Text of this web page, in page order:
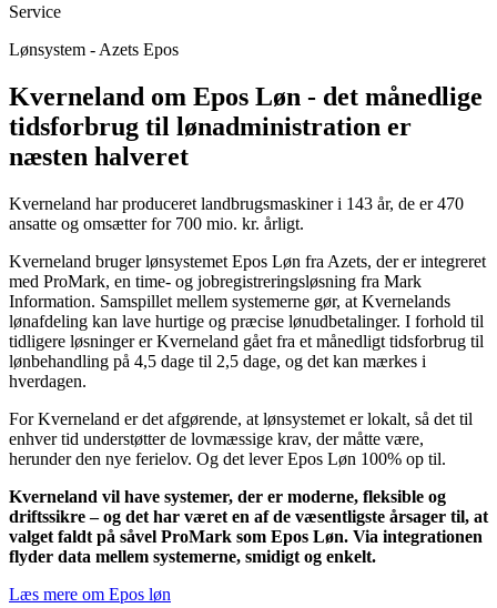
Service
Lønsystem - Azets Epos
Kverneland om Epos Løn - det månedlige
tidsforbrug til lønadministration er
næsten halveret
Kverneland har produceret landbrugsmaskiner i 143 år, de er 470
ansatte og omsætter for 700 mio. kr. årligt.
Kverneland bruger lønsystemet Epos Løn fra Azets, der er integreret
med ProMark, en time- og jobregistreringsløsning fra Mark
Information. Samspillet mellem systemerne gør, at Kvernelands
lønafdeling kan lave hurtige og præcise lønudbetalinger. I forhold til
tidligere løsninger er Kverneland gået fra et månedligt tidsforbrug til
lønbehandling på 4,5 dage til 2,5 dage, og det kan mærkes i
hverdagen.
For Kverneland er det afgørende, at lønsystemet er lokalt, så det til
enhver tid understøtter de lovmæssige krav, der måtte være,
herunder den nye ferielov. Og det lever Epos Løn 100% op til.
Kverneland vil have systemer, der er moderne, fleksible og
driftssikre – og det har været en af de væsentligste årsager til, at
valget faldt på såvel ProMark som Epos Løn. Via integrationen
flyder data mellem systemerne, smidigt og enkelt.
Læs mere om Epos løn